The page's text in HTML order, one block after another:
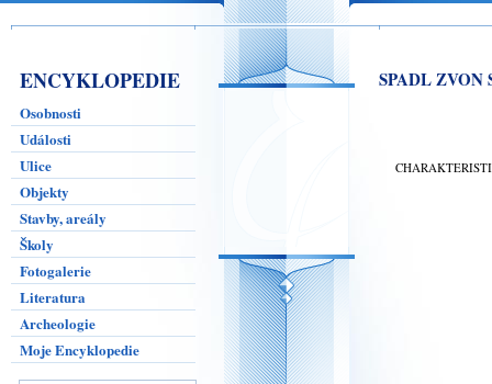
ENCYKLOPEDIE
Osobnosti
Události
Ulice
Objekty
Stavby, areály
Školy
Fotogalerie
Literatura
Archeologie
Moje Encyklopedie
SPADL ZVON